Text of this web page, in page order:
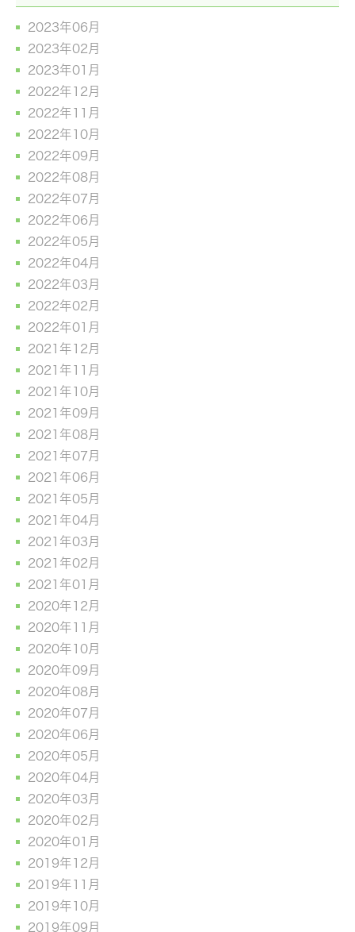
2023年06月
2023年02月
2023年01月
2022年12月
2022年11月
2022年10月
2022年09月
2022年08月
2022年07月
2022年06月
2022年05月
2022年04月
2022年03月
2022年02月
2022年01月
2021年12月
2021年11月
2021年10月
2021年09月
2021年08月
2021年07月
2021年06月
2021年05月
2021年04月
2021年03月
2021年02月
2021年01月
2020年12月
2020年11月
2020年10月
2020年09月
2020年08月
2020年07月
2020年06月
2020年05月
2020年04月
2020年03月
2020年02月
2020年01月
2019年12月
2019年11月
2019年10月
2019年09月